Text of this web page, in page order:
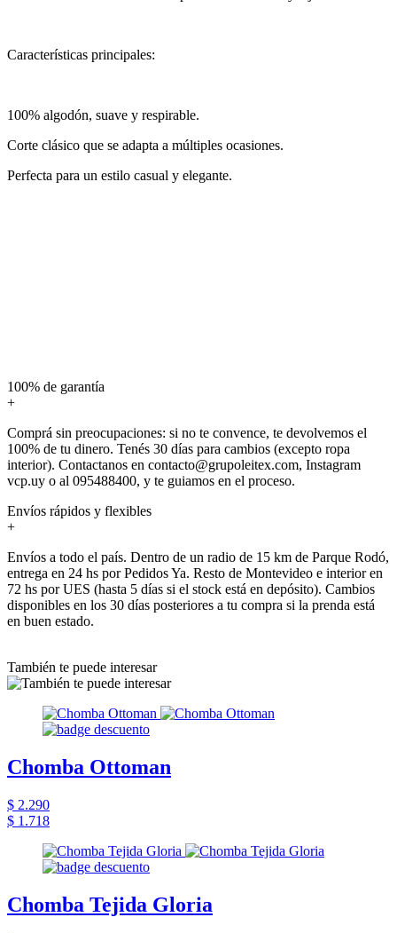
Características principales:
100% algodón, suave y respirable.
Corte clásico que se adapta a múltiples ocasiones.
Perfecta para un estilo casual y elegante.
100% de garantía
+
Comprá sin preocupaciones: si no te convence, te devolvemos el
100% de tu dinero. Tenés 30 días para cambios (excepto ropa
interior). Contactanos en contacto@grupoleitex.com, Instagram
vcp.uy o al 095488400, y te guiamos en el proceso.
Envíos rápidos y flexibles
+
Envíos a todo el país. Dentro de un radio de 15 km de Parque Rodó,
entrega en 24 hs por Pedidos Ya. Resto de Montevideo e interior en
72 hs por UES (hasta 5 días si el stock está en depósito). Cambios
disponibles en los 30 días posteriores a tu compra si la prenda está
en buen estado.
También te puede interesar
Chomba Ottoman
$ 2.290
$ 1.718
Chomba Tejida Gloria